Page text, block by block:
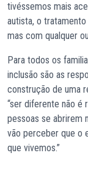
tivéssemos mais
autista, o
mas com qualquer
Para todos os
inclusão são as
construção de uma
“ser diferente não é
pessoas se abrirem
vão perceber que o
que vivemos.”